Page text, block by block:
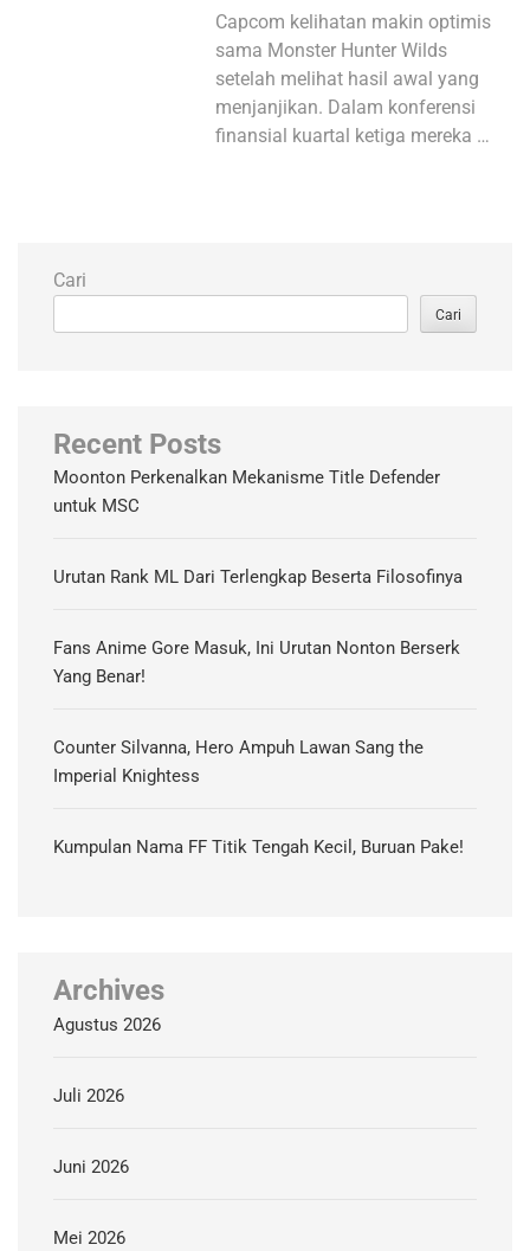
Capcom kelihatan makin optimis
sama Monster Hunter Wilds
setelah melihat hasil awal yang
menjanjikan. Dalam konferensi
finansial kuartal ketiga mereka …
Cari
Cari
Recent Posts
Moonton Perkenalkan Mekanisme Title Defender
untuk MSC
Urutan Rank ML Dari Terlengkap Beserta Filosofinya
Fans Anime Gore Masuk, Ini Urutan Nonton Berserk
Yang Benar!
Counter Silvanna, Hero Ampuh Lawan Sang the
Imperial Knightess
Kumpulan Nama FF Titik Tengah Kecil, Buruan Pake!
Archives
Agustus 2026
Juli 2026
Juni 2026
Mei 2026